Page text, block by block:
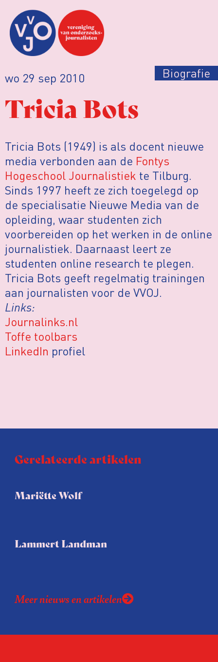
wo 29 sep 2010 Biografie
Tricia Bots
Tricia Bots (1949) is als docent nieuwe
media verbonden aan de Fontys
Hogeschool Journalistiek te Tilburg.
Sinds 1997 heeft ze zich toegelegd op
de specialisatie Nieuwe Media van de
opleiding, waar studenten zich
voorbereiden op het werken in de online
journalistiek. Daarnaast leert ze
studenten online research te plegen.
Tricia Bots geeft regelmatig trainingen
aan journalisten voor de VVOJ.
Links:
Journalinks.nl
Toffe toolbars
LinkedIn profiel
Gerelateerde artikelen
Mariëtte Wolf
Lammert Landman
Meer nieuws en artikelen